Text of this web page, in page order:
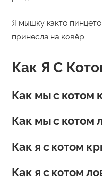
Я мышку както
принесла на ковёр.
Как Я С
Как мы с котом
Как мы с котом
Как я с котом
Как я с котом